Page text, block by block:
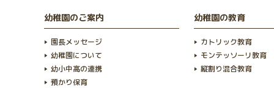
幼稚園のご案内
園長メッセージ
幼稚園について
幼小中高の連携
預かり保育
幼稚園の教育
カトリック教育
モンテッソーリ教育
縦割り混合教育